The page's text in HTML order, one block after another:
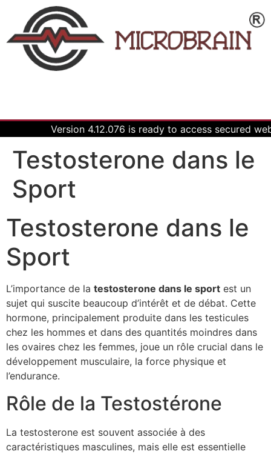
Version 4.12.076 is ready to access secured
Testosterone dans le
Sport
Testosterone dans le
Sport
L’importance de la testosterone dans le sport est un
sujet qui suscite beaucoup d’intérêt et de débat. Cette
hormone, principalement produite dans les testicules
chez les hommes et dans des quantités moindres dans
les ovaires chez les femmes, joue un rôle crucial dans le
développement musculaire, la force physique et
l’endurance.
Rôle de la Testostérone
La testosterone est souvent associée à des
caractéristiques masculines, mais elle est essentielle